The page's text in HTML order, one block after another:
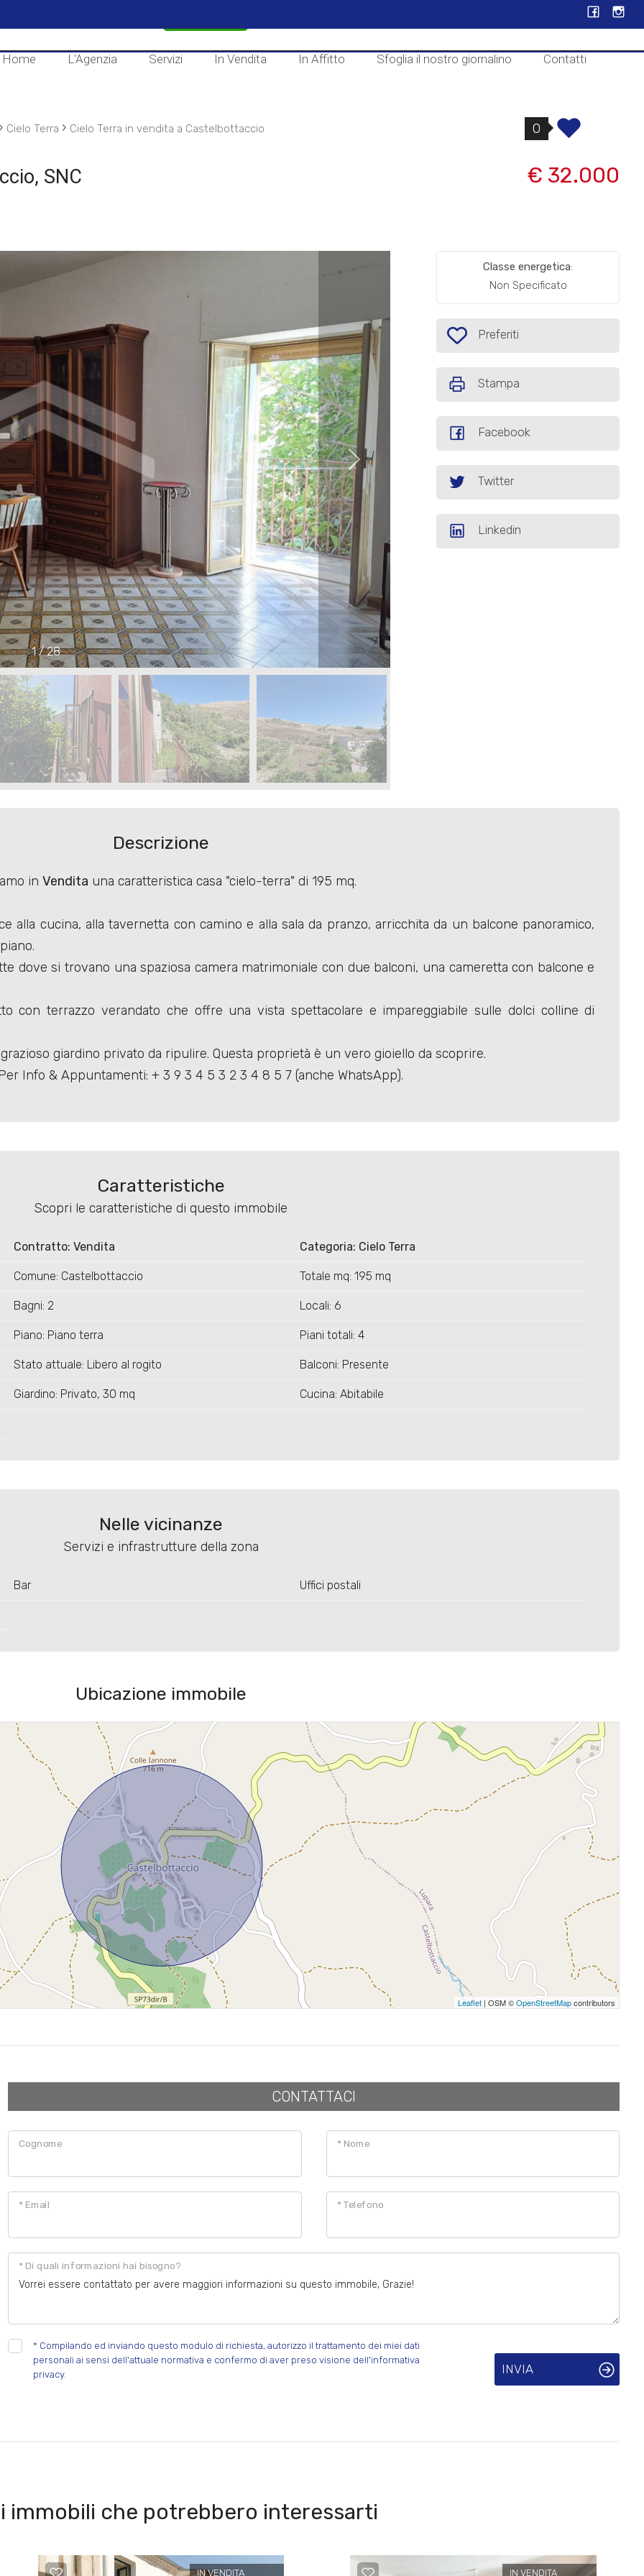
Home L'Agenzia Servizi In Vendita In Affitto Sfoglia il nostro giornalino Contatti
› Cielo Terra › Cielo Terra in vendita a Castelbottaccio 0
SNC € 32.000
1 / 28
Classe energetica:
Non Specificato
Preferiti: Cod. AG184
Preferiti
Stampa
Facebook
Twitter
Linkedin
Descrizione
in Vendita una caratteristica casa "cielo-terra" di 195 mq.
alla cucina, alla tavernetta con camino e alla sala da pranzo, arricchita da un balcone panoramico,
dove si trovano una spaziosa camera matrimoniale con due balconi, una cameretta con balcone e
con terrazzo verandato che offre una vista spettacolare e impareggiabile sulle dolci colline di
giardino privato da ripulire. Questa proprietà è un vero gioiello da scoprire.
Info & Appuntamenti: + 3 9 3 4 5 3 2 3 4 8 5 7 (anche WhatsApp).
Caratteristiche
Scopri le caratteristiche di questo immobile
Contratto: Vendita Categoria: Cielo Terra
Comune: Castelbottaccio Totale mq: 195 mq
Bagni: 2 Locali: 6
Piano: Piano terra Piani totali: 4
Stato attuale: Libero al rogito Balconi: Presente
Giardino: Privato, 30 mq Cucina: Abitabile
Nelle vicinanze
Servizi e infrastrutture della zona
Bar Uffici postali
Ubicazione immobile
Leaflet | OSM ©OpenStreetMapcontributors
CONTATTACI
* Nome
Cognome
* Telefono
* Email
* Di quali informazioni hai bisogno?
* Compilando ed inviando questo modulo di richiesta, autorizzo il trattamento dei miei dati
personali ai sensi dell'attuale normativa e confermo di aver preso visione dell'informativa
privacy.
INVIA
immobili che potrebbero interessarti
IN VENDITA IN VENDITA